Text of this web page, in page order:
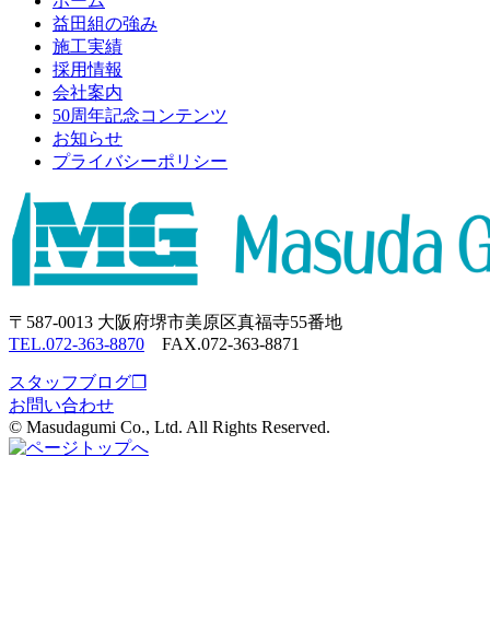
益田組の強み
施工実績
採用情報
会社案内
50周年記念コンテンツ
お知らせ
プライバシーポリシー
〒587-0013 大阪府堺市美原区真福寺55番地
TEL.072-363-8870 FAX.072-363-8871
スタッフブログ❐
お問い合わせ
© Masudagumi Co., Ltd. All Rights Reserved.